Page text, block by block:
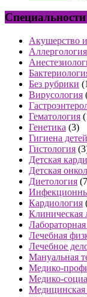
Акушерство
Без рубрики
Вирусология
Гематология
Генетика (3)
Гигиена
Гистология
Детская
Детская
Диетология
Кардиология
Клиническая
Лечебная
Лечебное
Мануальная
Медико-
Медико-
Медицинская